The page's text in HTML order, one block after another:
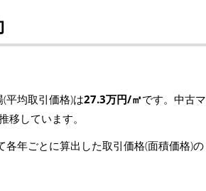
平均取引価格)は27.3万円/㎡です。中古マ
移しています。
各年ごとに算出した取引価格(面積価格)の